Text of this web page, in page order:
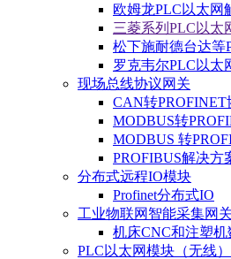
欧姆龙PLC以太网
三菱系列PLC以太
松下施耐德台达等
罗克韦尔PLC以太
现场总线协议网关
CAN转PROFINET
MODBUS转
MODBUS 转
PROFIBUS解决方
分布式远程IO模块
Profinet分布式IO
工业物联网智能采集网关
机床CNC和注塑
PLC以太网模块（无线）